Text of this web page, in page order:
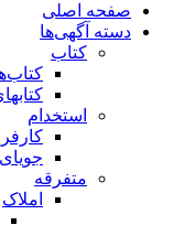
صفحه اصلی
دسته آگهی‌ها
کتاب
استخدام
متفرقه
املاک